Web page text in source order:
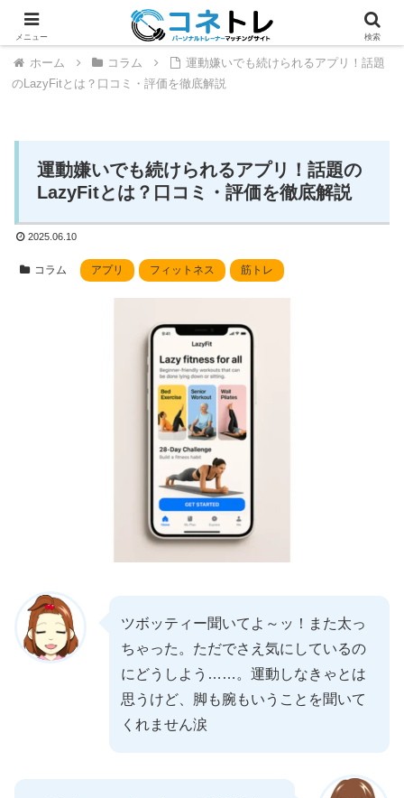
ホーム コラム
運動嫌いでも続けられるアプリ！話題
のLazyFitとは？口コミ・評価を徹底解説
運動嫌いでも続けられるアプリ！話題の
LazyFitとは？口コミ・評価を徹底解説
2025.06.10
コラム アプリ フィットネス 筋トレ
ツボッティー聞いてよ～ッ！また太っ
ちゃった。ただでさえ気にしているの
にどうしよう……。運動しなきゃとは
思うけど、脚も腕もいうことを聞いて
くれません涙
メニュー 検索